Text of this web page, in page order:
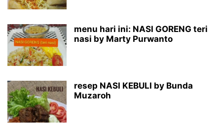
menu hari ini: NASI GORENG teri
nasi by Marty Purwanto
resep NASI KEBULI by Bunda
Muzaroh